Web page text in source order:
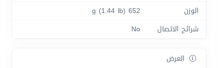
الوزن
652 g (1.44 lb)
شرائح الاتصال
No
العرض